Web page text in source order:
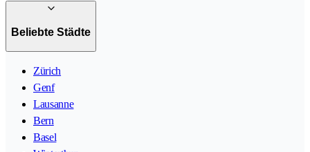
Beliebte Städte
Zürich
Genf
Lausanne
Bern
Basel